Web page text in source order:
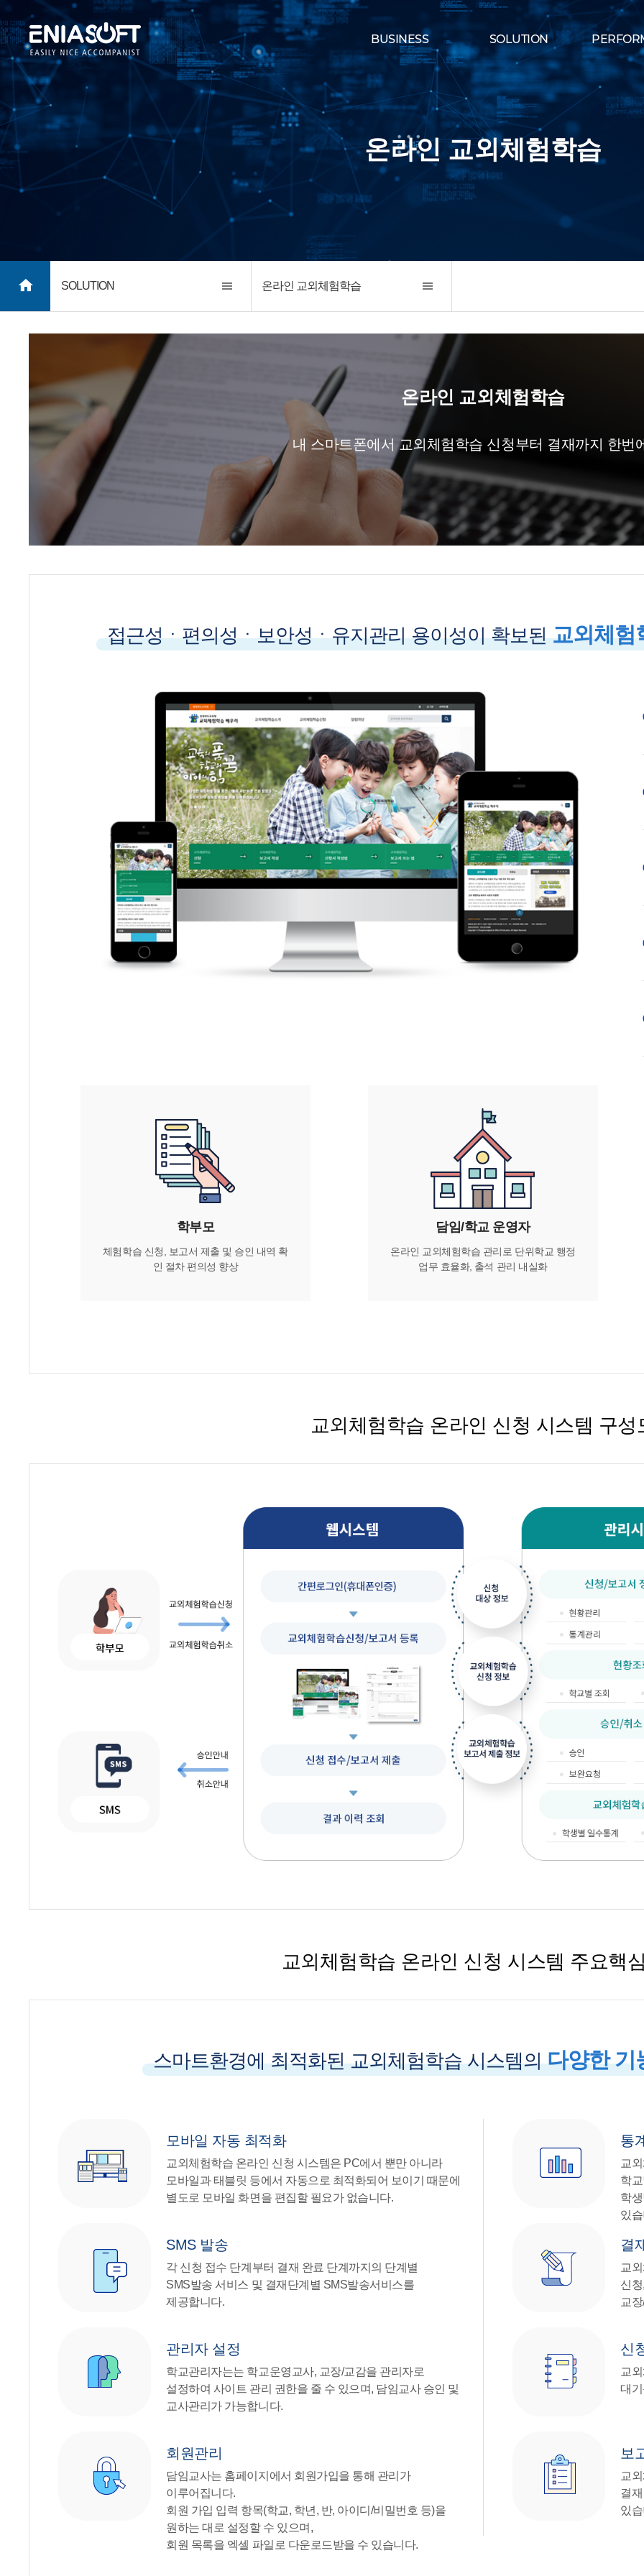
BUSINESS SOLUTION
온라인 교외체험학습
SOLUTION 온라인 교외체험학습
온라인 교외체험학습
내 스마트폰에서 교외체험학습 신청부터 결재까지 한번
접근성ㆍ편의성ㆍ보안성ㆍ유지관리 용이성이 확보된교외체험
학부모
체험학습 신청, 보고서 제출 및 승인 내역 확
인 절차 편의성 향상
담임/학교 운영자
온라인 교외체험학습 관리로 단위학교 행정
업무 효율화, 출석 관리 내실화
교외체험학습 온라인 신청 시스템 구성
교외체험학습 온라인 신청 시스템 주요핵
스마트환경에 최적화된 교외체험학습 시스템의다양한 기
모바일 자동 최적화
교외체험학습 온라인 신청 시스템은 PC에서 뿐만 아니라
모바일과 태블릿 등에서 자동으로 최적화되어 보이기 때문에
별도로 모바일 화면을 편집할 필요가 없습니다.
SMS 발송
각 신청 접수 단계부터 결재 완료 단계까지의 단계별
SMS발송 서비스 및 결재단계별 SMS발송서비스를
제공합니다.
관리자 설정
학교관리자는는 학교운영교사, 교장/교감을 관리자로
설정하여 사이트 관리 권한을 줄 수 있으며, 담임교사 승인 및
교사관리가 가능합니다.
회원관리
담임교사는 홈페이지에서 회원가입을 통해 관리가
이루어집니다.
회원 가입 입력 항목(학교, 학년, 반, 아이디/비밀번호 등)을
원하는 대로 설정할 수 있으며,
회원 목록을 엑셀 파일로 다운로드받을 수 있습니다.
통
교
학
학
있
결
교
신
교
신
교
대
보
교
결
있